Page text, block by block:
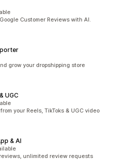
Customer Reviews with AI.
grow your dropshipping store
UGC
your Reels, TikToks & UGC video
& AI
unlimited review requests